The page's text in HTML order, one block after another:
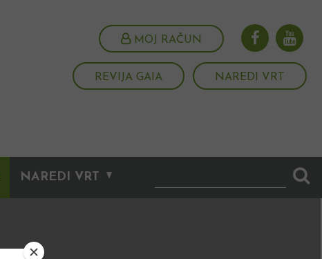
MOJ RAČUN
REVIJA GAIA NAREDI VRT
NAREDI VRT